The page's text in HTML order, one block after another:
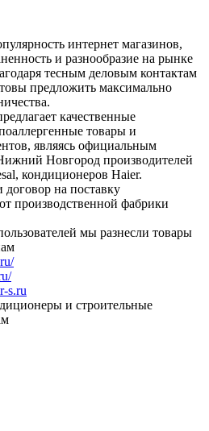
интернет магазинов,
и разнообразие на рынке
тесным деловым контактам
предложить максимально
качественные
товары и
являясь официальным
Новгород производителей
кондиционеров Haier.
на поставку
производственной фабрики
мы разнесли товары
s.ru
и строительные